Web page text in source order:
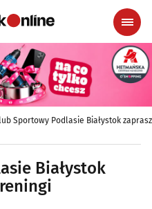
Sportowy Podlasie Białystok
Białystok